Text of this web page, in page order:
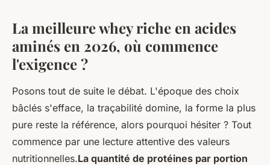
La meilleure whey riche en acides
aminés en 2026, où commence
l'exigence ?
Posons tout de suite le débat. L'époque des choix
bâclés s'efface, la traçabilité domine, la forme la plus
pure reste la référence, alors pourquoi hésiter ? Tout
commence par une lecture attentive des valeurs
nutritionnelles.La quantité de protéines par portion